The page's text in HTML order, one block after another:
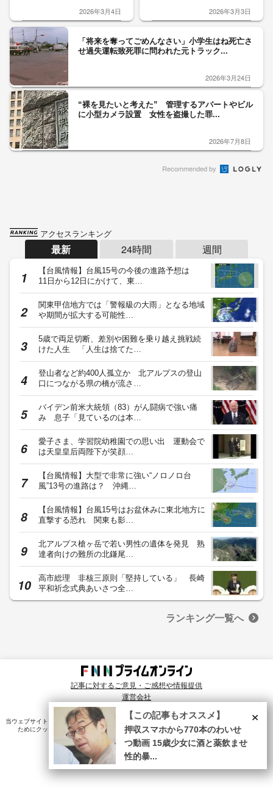
2026年3月4日 2026年3月3日
「将来を奪ってごめんなさい」小学生はね死亡さ
せ過失運転致死罪に問われた元トラック...
2026年3月24日
“裸を見たいと考えた” 管理するアパートやビル
に小型カメラ設置 女性を盗撮した罪...
2026年7月8日
Recommended by
アクセスランキング
最新 24時間 週間
【台風情報】台風15号の今後の進路予想は
11日から12日にかけて、東…
関東甲信地方では「警報級の大雨」となる地域
や期間が拡大する可能性…
5歳で両足切断、差別や困難を乗り越え挑戦続
けた人生 「人生は捨てた…
登山者など約400人孤立か 北アルプスの登山
口につながる県の橋が流さ…
バイデン前米大統領（83）がん闘病で強い痛
み 息子「見ているのは本…
愛子さま、学習院幼稚園での思い出 運動会で
は天皇皇后両陛下が笑顔…
【台風情報】大型で非常に強い“ノロノロ台
風”13号の進路は？ 沖縄…
【台風情報】台風15号はお盆休みに東北地方に
直撃する恐れ 関東も影…
北アルプス槍ヶ岳で若い男性の遺体を発見 熟
達者向けの難所の北鎌尾…
高市総理 非核三原則「堅持している」 長崎
平和祈念式典あいさつ全…
ランキング一覧へ
記事に対するご意見・ご感想や情報提供
運営会社
© Fuji News Network, Inc. All rights reserved.
当ウェブサイトでは、ユーザのニーズ・興味・関⼼に合致したコンテンツや広告配信を提供する
ためにクッキーを使⽤しています。詳細は、プライバシーポリシーをご確認ください。
×
【この記事もオススメ】
押収スマホから770本のわいせ
つ動画 15歳少女に酒と薬飲ませ
性的暴...